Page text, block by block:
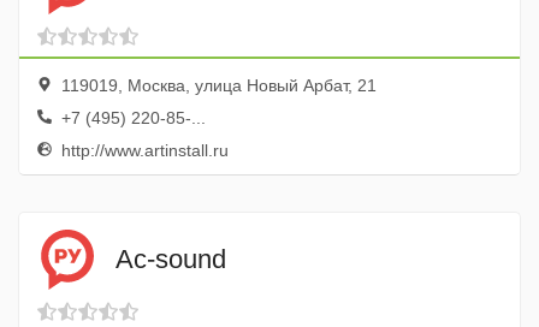
119019, Москва, улица Новый Арбат, 21
+7 (495) 220-85-...
http://www.artinstall.ru
Ac-sound